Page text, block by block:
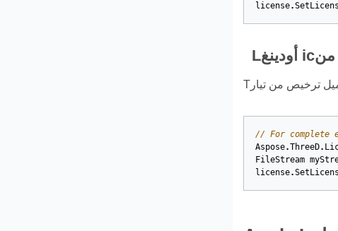
license.
// For complete
Aspose.ThreeD.
FileStream
license.